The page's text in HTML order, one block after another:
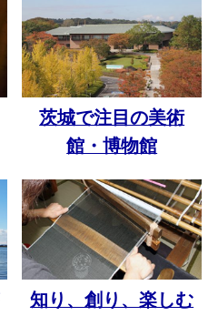
茨城で注目の美術
館・博物館
知り、創り、楽しむ